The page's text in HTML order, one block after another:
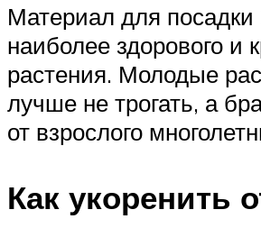
Материал для посадки
наиболее здорового и
растения. Молодые
лучше не трогать, а
от взрослого
Как укоренить